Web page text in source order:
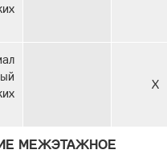
X
МЕЖЭТАЖНОЕ